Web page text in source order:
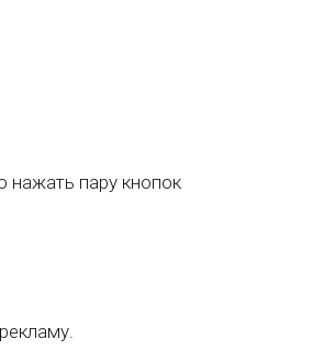
нажать пару кнопок